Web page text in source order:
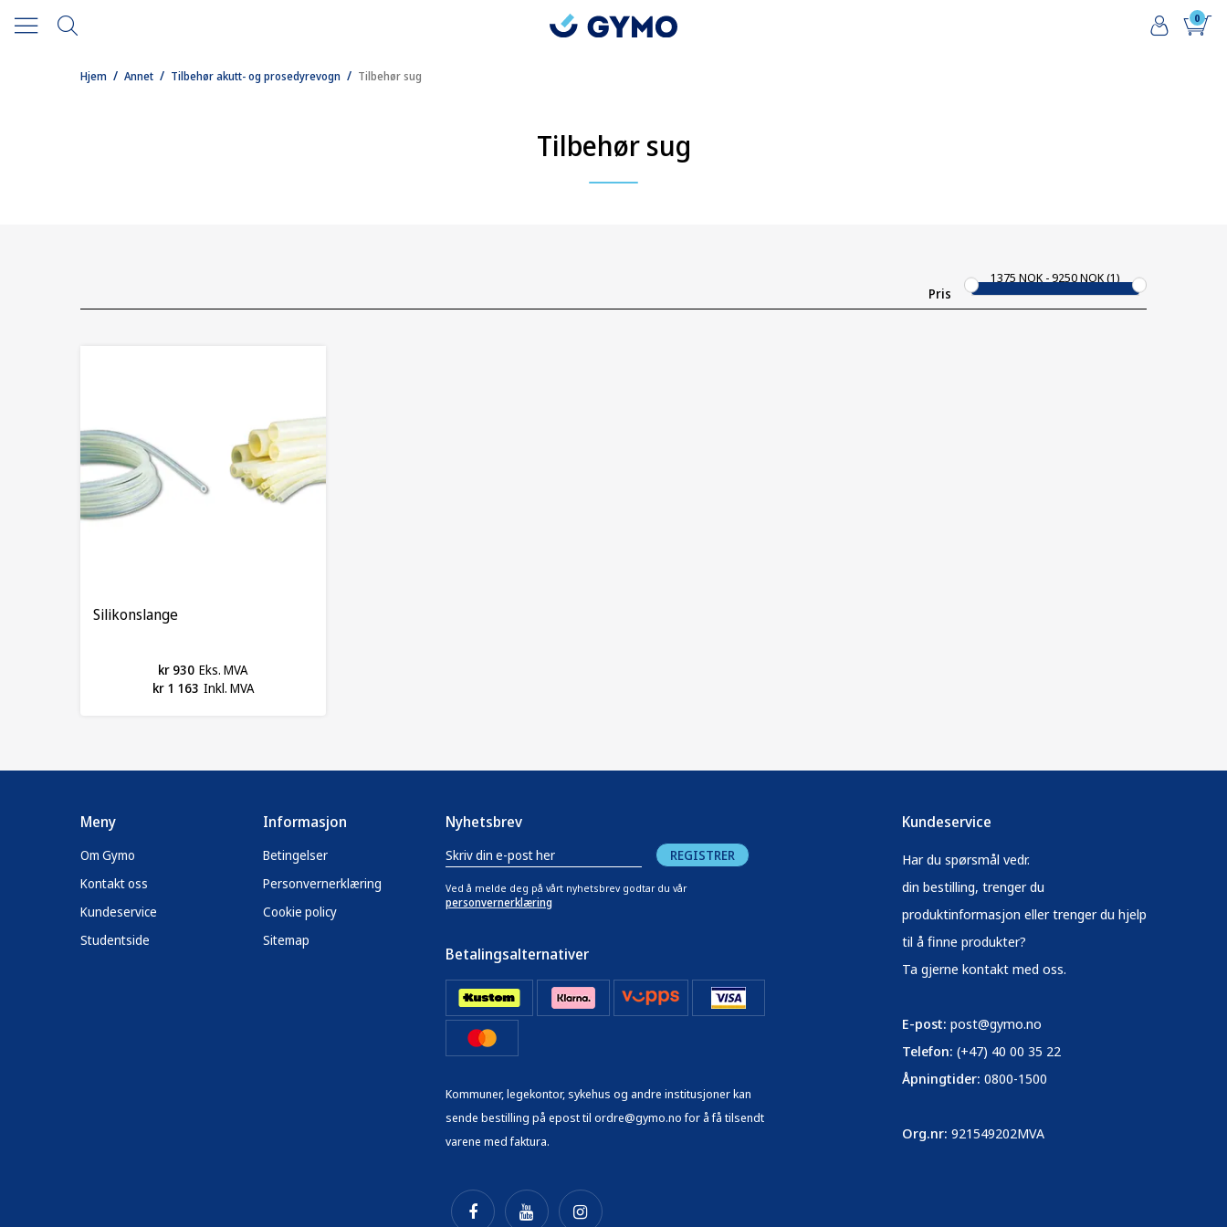
0
/
Hjem /
Annet /
Tilbehør akutt- og prosedyrevogn Tilbehør sug
Tilbehør sug
Pris
1375 NOK 9250NOK 1
Silikonslange
kr 930 Eks. MVA
kr 1 163 Inkl. MVA
Meny
Om Gymo
Kontakt oss
Kundeservice
Studentside
Informasjon
Betingelser
Personvernerklæring
Cookie policy
Sitemap
Nyhetsbrev
REGISTRER
Ved å melde deg på vårt nyhetsbrev godtar du vår
personvernerklæring
Betalingsalternativer
Kommuner, legekontor, sykehus og andre institusjoner kan
sende bestilling på epost til ordre@gymo.no for å få tilsendt
varene med faktura.
Kundeservice
Har du spørsmål vedr.
din bestilling, trenger du
produktinformasjon eller trenger du hjelp
til å finne produkter?
Ta gjerne kontakt med oss.
E-post: post@gymo.no
Telefon: (+47) 40 00 35 22
Åpningtider: 0800-1500
Org.nr: 921549202MVA